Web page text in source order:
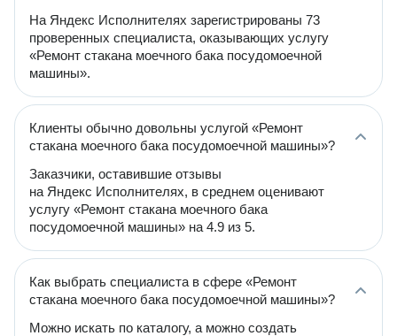
На Яндекс Исполнителях зарегистрированы 73
проверенных специалиста, оказывающих услугу
«Ремонт стакана моечного бака посудомоечной
машины».
Клиенты обычно довольны услугой «Ремонт
стакана моечного бака посудомоечной машины»?
Заказчики, оставившие отзывы
на Яндекс Исполнителях, в среднем оценивают
услугу «Ремонт стакана моечного бака
посудомоечной машины» на 4.9 из 5.
Как выбрать специалиста в сфере «Ремонт
стакана моечного бака посудомоечной машины»?
Можно искать по каталогу, а можно создать